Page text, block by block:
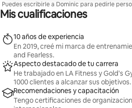
Puedes escribirle a Dominic para pedirle
Mis cualificaciones
10 años de experiencia
En 2019, creé mi marca de
and Fearless.
Aspecto destacado de tu carrera
He trabajado en LA Fitness y Gold's
1000 clientes a alcanzar sus objetivos.
Recomendaciones y capacitación
Tengo certificaciones de